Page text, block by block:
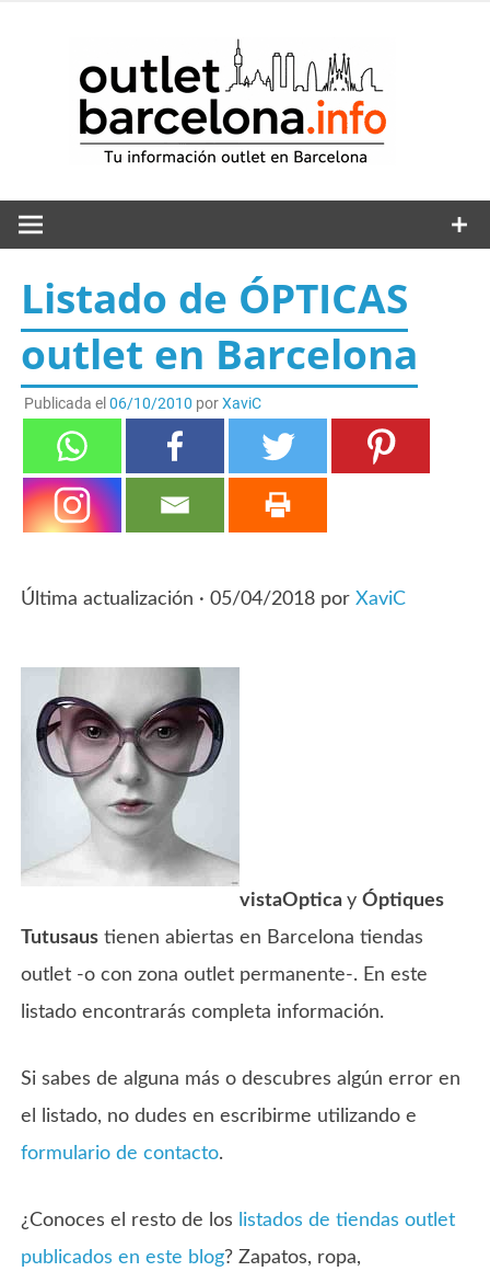
Listado de ÓPTICAS
outlet en Barcelona
Publicada el 06/10/2010 porXaviC
Última actualización · 05/04/2018 porXaviC
vistaOpticayÓptiques
Tutusaus tienen abiertas en Barcelona tiendas
outlet -o con zona outlet permanente-. En este
listado encontrarás completa información.
Si sabes de alguna más o descubres algún error en
el listado, no dudes en escribirme utilizando e
formulario de contacto.
¿Conoces el resto de los
listados de tiendas outlet
publicados en este blog? Zapatos, ropa,